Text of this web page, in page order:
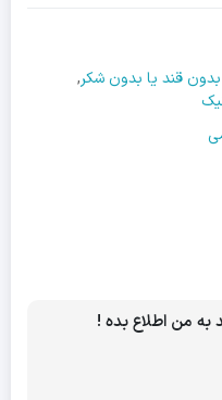
بدون قند یا بدون شکر,
من اطلاع بده !